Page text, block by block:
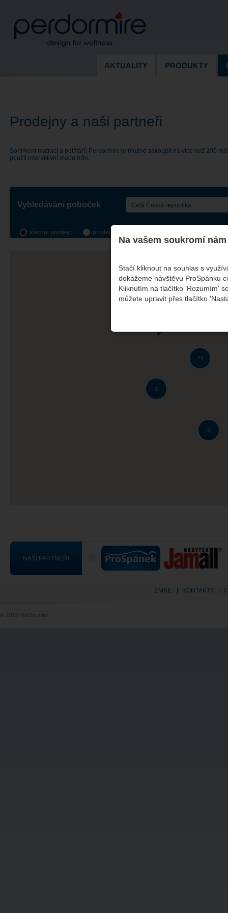
Na vašem soukromí
Stačí kliknout na souhlas s
dokážeme návštěvu ProSpánku
Kliknutím na tlačítko 'Rozumím'
můžete upravit přes tlačítko
AKTUALITY PRODUKTY
Prodejny a naši partneři
Sortiment matrací a polštářů Perdormire je možné zakoupit na více než 200
použít interaktivní mapu níže.
Vyhledávání poboček Celá Česká republika
všichni prodejci prodejci Premium
9
24
3
This page can't
NAŠI PARTNEŘI
EMAIL KONTAKTY
© 2013 PerDormire